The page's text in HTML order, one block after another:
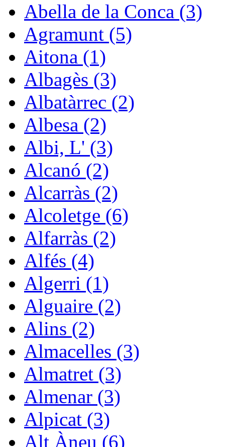
Abella de la Conca (3)
Agramunt (5)
Aitona (1)
Albagès (3)
Albatàrrec (2)
Albesa (2)
Albi, L' (3)
Alcanó (2)
Alcarràs (2)
Alcoletge (6)
Alfarràs (2)
Alfés (4)
Algerri (1)
Alguaire (2)
Alins (2)
Almacelles (3)
Almatret (3)
Almenar (3)
Alpicat (3)
Alt Àneu (6)